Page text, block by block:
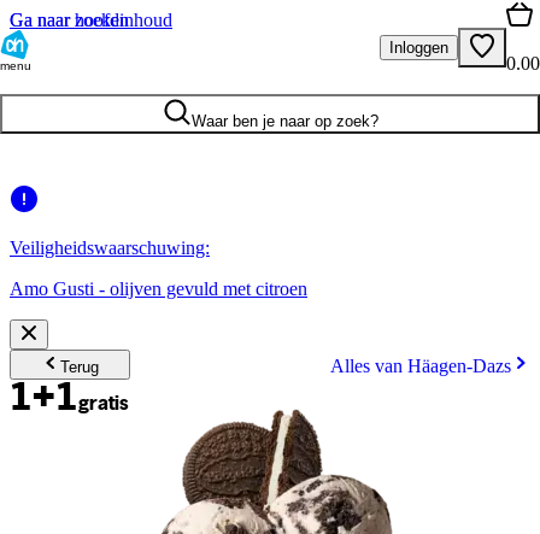
Ga naar hoofdinhoud
Ga naar zoeken
menu
Inloggen
0.00
Waar ben je naar op zoek?
Veiligheidswaarschuwing:
Amo Gusti - olijven gevuld met citroen
Terug Alles van Häagen-Dazs
1+1gratis